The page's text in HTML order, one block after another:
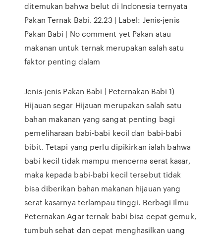
ditemukan bahwa belut di Indonesia ternyata
Pakan Ternak Babi. 22.23 | Label: Jenis-jenis
Pakan Babi | No comment yet Pakan atau
makanan untuk ternak merupakan salah satu
faktor penting dalam
Jenis-jenis Pakan Babi | Peternakan Babi 1)
Hijauan segar Hijauan merupakan salah satu
bahan makanan yang sangat penting bagi
pemeliharaan babi-babi kecil dan babi-babi
bibit. Tetapi yang perlu dipikirkan ialah bahwa
babi kecil tidak mampu mencerna serat kasar,
maka kepada babi-babi kecil tersebut tidak
bisa diberikan bahan makanan hijauan yang
serat kasarnya terlampau tinggi. Berbagi Ilmu
Peternakan Agar ternak babi bisa cepat gemuk,
tumbuh sehat dan cepat menghasilkan uang